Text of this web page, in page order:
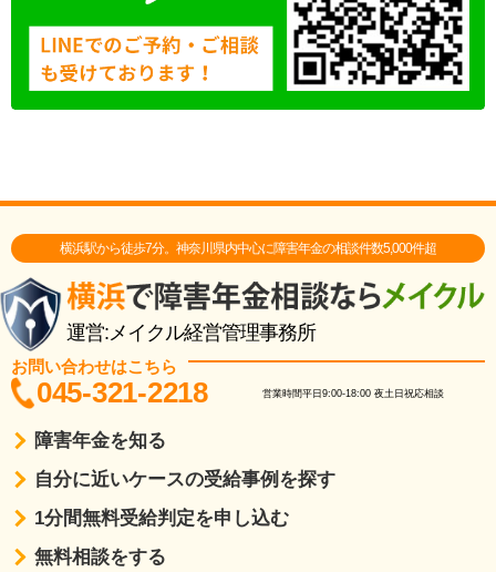
横浜駅から徒歩7分。神奈川県内中心に障害年金の相談件数5,000件超
運営:メイクル経営管理事務所
お問い合わせはこちら
045-321-2218 営業時間平日9:00-18:00夜土日祝応相談
障害年金を知る
自分に近いケースの受給事例を探す
1分間無料受給判定を申し込む
無料相談をする